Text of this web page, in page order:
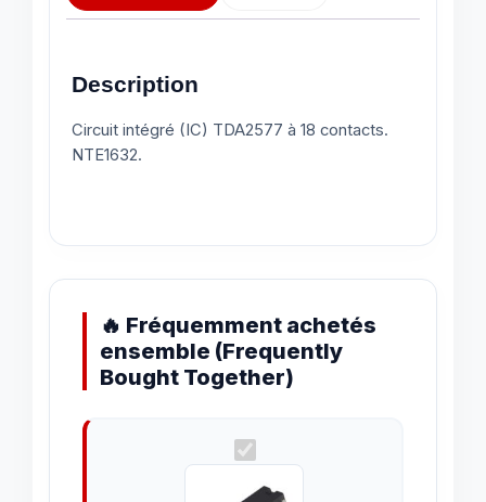
Description
Circuit intégré (IC) TDA2577 à 18 contacts.
NTE1632.
🔥 Fréquemment achetés
ensemble (Frequently
Bought Together)